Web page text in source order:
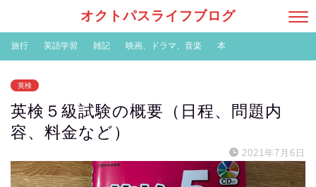
オクトパスライフブログ
旅行 英語学習 雑記 映画、ドラマ、音楽 本
英検
英検５級試験の概要（日程、問題内
容、料金など）
2021年7月6日